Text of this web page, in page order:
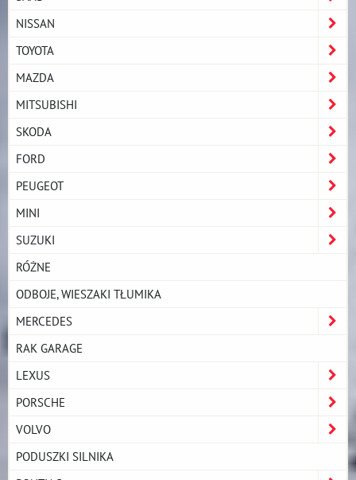
NISSAN
TOYOTA
MAZDA
MITSUBISHI
SKODA
FORD
PEUGEOT
MINI
SUZUKI
RÓŻNE
ODBOJE, WIESZAKI TŁUMIKA
MERCEDES
RAK GARAGE
LEXUS
PORSCHE
VOLVO
PODUSZKI SILNIKA